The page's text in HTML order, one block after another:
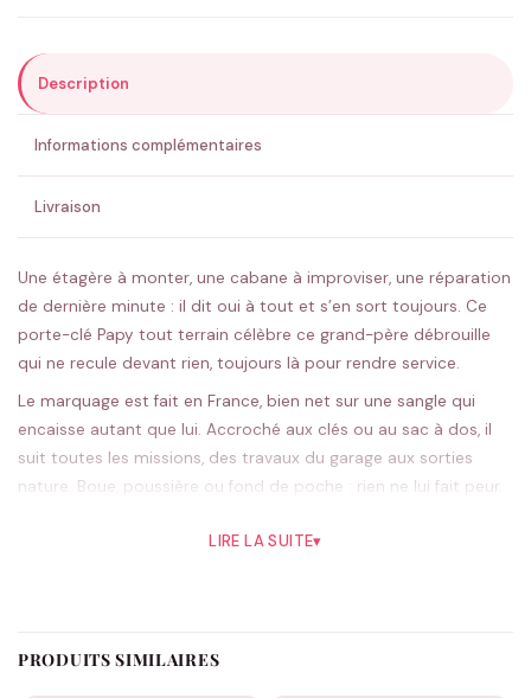
ENVOYER MA DEMANDE ✨
💚 Retour sous 24-48h🇫🇷 Flocage en France✅ Validation avant fabrication
Description
Informations complémentaires
Livraison
Une étagère à monter, une cabane à improviser, une réparation
de dernière minute : il dit oui à tout et s’en sort toujours. Ce
porte-clé Papy tout terrain célèbre ce grand-père débrouille
qui ne recule devant rien, toujours là pour rendre service.
Le marquage est fait en France, bien net sur une sangle qui
encaisse autant que lui. Accroché aux clés ou au sac à dos, il
suit toutes les missions, des travaux du garage aux sorties
nature. Boue, poussière ou fond de poche : rien ne lui fait peur.
mise sur la discrétion ; cinq couleurs en tout. Fabriqué à la
LIRE LA SUITE▾
PRODUITS SIMILAIRES